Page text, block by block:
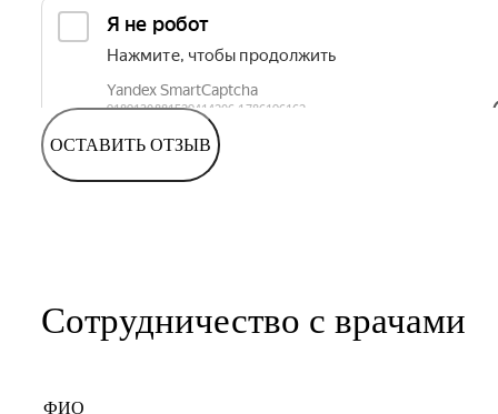
ОСТАВИТЬ ОТЗЫВ
Сотрудничество с врачами